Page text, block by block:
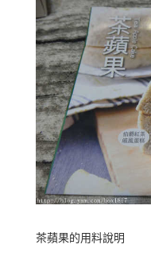
茶蘋果的用料說明